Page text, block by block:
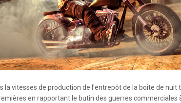
la vitesses de production de l'entrepôt de la boîte de
en rapportant le butin des guerres commerciales